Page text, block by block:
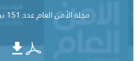
مجلة الأمن العام عدد 151 نيسان 2026